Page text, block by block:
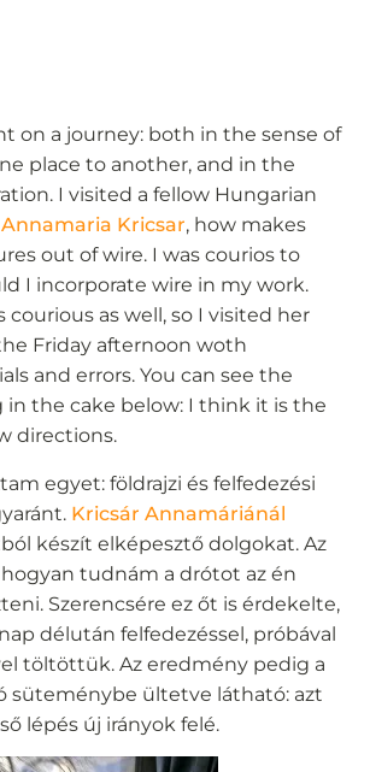
on a journey: both in the sense of
place to another, and in the
I visited a fellow Hungarian
Annamaria Kricsar, how makes
out of wire. I was courios to
I incorporate wire in my work.
courious as well, so I visited her
Friday afternoon woth
and errors. You can see the
in the cake below: I think it is the
directions.
egyet: földrajzi és felfedezési
Kricsár Annamáriánál
készít elképesztő dolgokat. Az
tudnám a drótot az én
Szerencsére ez őt is érdekelte,
délután felfedezéssel, próbával
töltöttük. Az eredmény pedig a
süteménybe ültetve látható: azt
lépés új irányok felé.